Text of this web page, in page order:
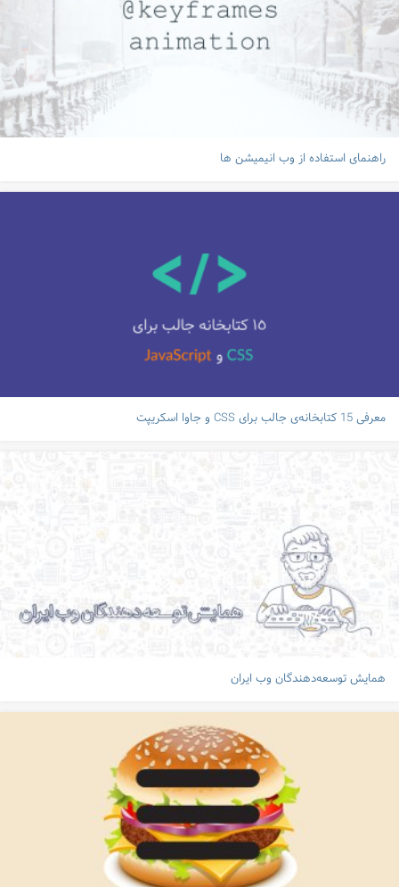
راهنمای استفاده از وب انیمیشن ها
معرفی 15 کتابخانه‌ی جالب برای CSS و جاوا اسکریپت
همایش توسعه‌دهندگان وب ایران